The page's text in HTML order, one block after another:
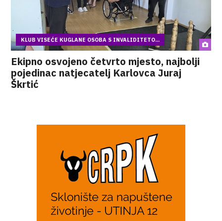
KLUB VISEĆE KUGLANE OSOBA S INVALIDITETO...
Ekipno osvojeno četvrto mjesto, najbolji
pojedinac natjecatelj Karlovca Juraj
Škrtić